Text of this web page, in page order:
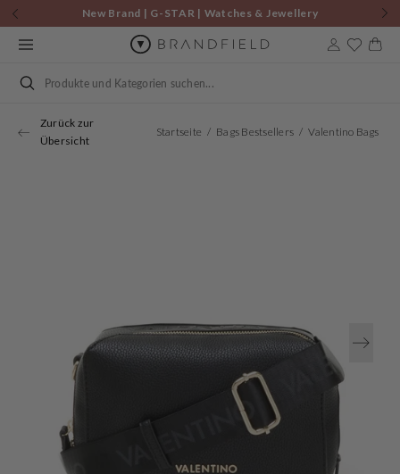
Zum
Inhalt
springen
New Brand | G-STAR | Watches & Jewellery
Suchen
Zurück zur
Übersicht
Startseite Bags Bestsellers
Öffnen
Sie
Galerieansicht